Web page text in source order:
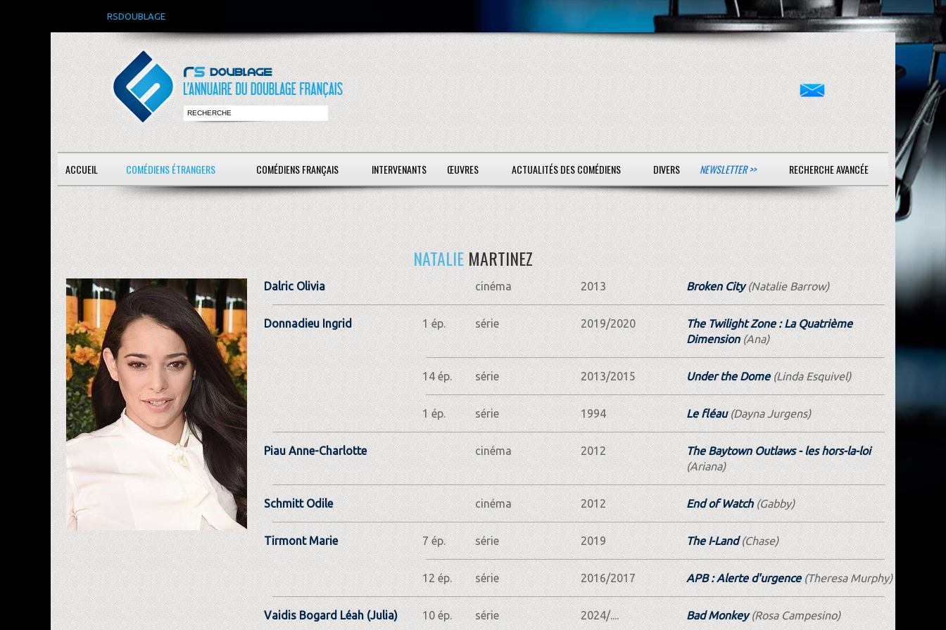
RSDOUBLAGE
ACCUEIL COMÉDIENS ÉTRANGERS COMÉDIENS FRANÇAIS INTERVENANTS ŒUVRES ACTUALITÉS DES COMÉDIENS DIVERS NEWSLETTER >> RECHERCHE AVANCÉE
NATALIEMARTINEZ
Dalric Olivia cinéma 2013 Broken City(Natalie Barrow)
Donnadieu Ingrid 1 ép. série 2019/2020
The Twilight Zone : La Quatrième
Dimension(Ana)
14 ép. série 2013/2015 Under the Dome(Linda Esquivel)
1 ép. série 1994 Le fléau(Dayna Jurgens)
Piau Anne-Charlotte cinéma 2012
The Baytown Outlaws - les hors-la-loi
(Ariana)
Schmitt Odile cinéma 2012 End of Watch(Gabby)
Tirmont Marie 7 ép. série 2019 The I-Land(Chase)
12 ép. série 2016/2017 APB : Alerte d'urgence(Theresa Murphy)
Vaidis Bogard Léah (Julia) 10 ép. série 2024/.... Bad Monkey(Rosa Campesino)